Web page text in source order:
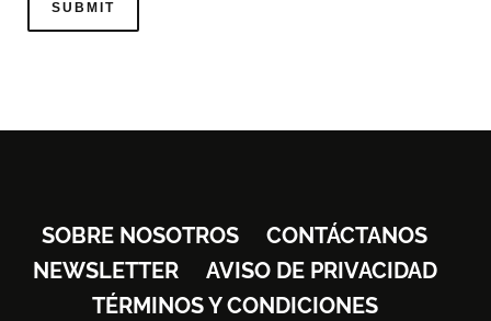
SOBRE NOSOTROS
CONTÁCTANOS
NEWSLETTER
AVISO DE PRIVACIDAD
TÉRMINOS Y CONDICIONES